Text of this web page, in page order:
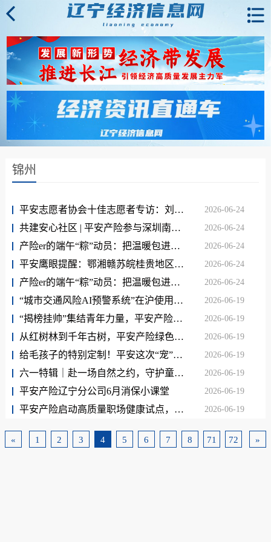
锦州
平安志愿者协会十佳志愿者专访：刘小双，把风险减量搬到乡村路口 2026-06-24
共建安心社区 | 平安产险参与深圳南山“安全宣传咨询日”系列活动，多形式科普居家安全 2026-06-24
产险er的端午“粽”动员：把温暖包进粽香，把关怀送往街巷 2026-06-24
平安鹰眼提醒：鄂湘赣苏皖桂贵地区警惕暴雨灾害！ 2026-06-24
产险er的端午“粽”动员：把温暖包进粽香，把关怀送往街巷 2026-06-24
“城市交通风险AI预警系统”在沪使用，科技赋能城市“风险减量” 2026-06-19
“揭榜挂帅”集结青年力量，平安产险助力科创风险减量 2026-06-19
从红树林到千年古树，平安产险绿色金融实践亮相APEC中国年 2026-06-19
给毛孩子的特别定制！平安这次“宠”进了心趴里 2026-06-19
六一特辑｜赴一场自然之约，守护童心成长！ 2026-06-19
平安产险辽宁分公司6月消保小课堂 2026-06-19
平安产险启动高质量职场健康试点，助力“健康中国”战略纵深落地 2026-06-19
« 1 2 3 4 5 6 7 8 71 72 »